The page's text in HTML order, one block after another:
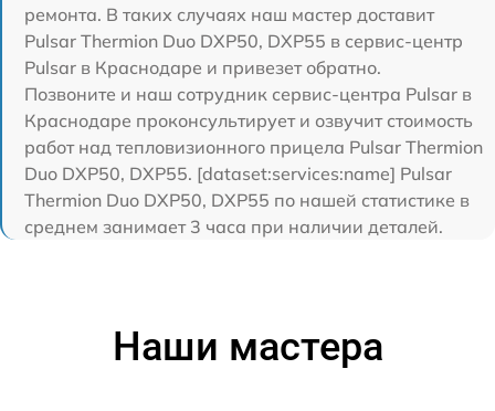
ремонта. В таких случаях наш мастер доставит
Pulsar Thermion Duo DXP50, DXP55 в сервис-центр
Pulsar в Краснодаре и привезет обратно.
Позвоните и наш сотрудник сервис-центра Pulsar в
Краснодаре проконсультирует и озвучит стоимость
работ над тепловизионного прицела Pulsar Thermion
Duo DXP50, DXP55. [dataset:services:name] Pulsar
Thermion Duo DXP50, DXP55 по нашей статистике в
среднем занимает 3 часа при наличии деталей.
Наши мастера